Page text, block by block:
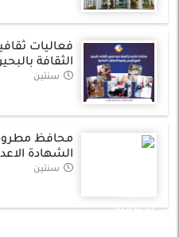
فعاليات
الثقافة
سنتين
محافظ مطروح
الشهادة
سنتين